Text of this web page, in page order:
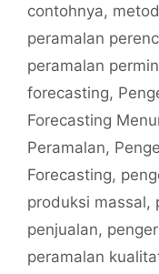
contohnya,
peramalan
peramalan
forecasting,
Forecasting
Peramalan,
Forecasting,
produksi massal,
penjualan,
peramalan